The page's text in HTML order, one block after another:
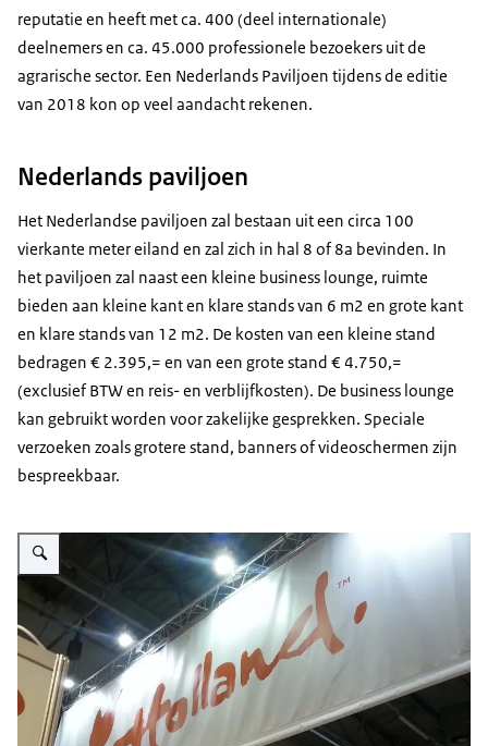
reputatie en heeft met ca. 400 (deel internationale)
deelnemers en ca. 45.000 professionele bezoekers uit de
agrarische sector. Een Nederlands Paviljoen tijdens de editie
van 2018 kon op veel aandacht rekenen.
Nederlands paviljoen
Het Nederlandse paviljoen zal bestaan uit een circa 100
vierkante meter eiland en zal zich in hal 8 of 8a bevinden. In
het paviljoen zal naast een kleine business lounge, ruimte
bieden aan kleine kant en klare stands van 6 m2 en grote kant
en klare stands van 12 m2. De kosten van een kleine stand
bedragen € 2.395,= en van een grote stand € 4.750,=
(exclusief BTW en reis- en verblijfkosten). De business lounge
kan gebruikt worden voor zakelijke gesprekken. Speciale
verzoeken zoals grotere stand, banners of videoschermen zijn
bespreekbaar.
Vergroot afbeelding Holland logo